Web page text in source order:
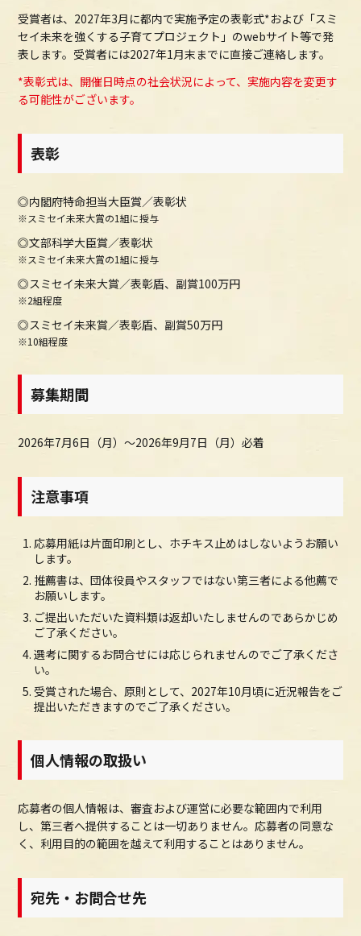
受賞者は、2027年3月に都内で実施予定の表彰式*および「スミ
セイ未来を強くする子育てプロジェクト」のwebサイト等で発
表します。受賞者には2027年1月末までに直接ご連絡します。
*表彰式は、開催日時点の社会状況によって、実施内容を変更す
る可能性がございます。
表彰
◎内閣府特命担当大臣賞／表彰状
※スミセイ未来大賞の1組に授与
◎文部科学大臣賞／表彰状
※スミセイ未来大賞の1組に授与
◎スミセイ未来大賞／表彰盾、副賞100万円
※2組程度
◎スミセイ未来賞／表彰盾、副賞50万円
※10組程度
募集期間
2026年7月6日（月）～2026年9月7日（月）必着
注意事項
応募用紙は片面印刷とし、ホチキス止めはしないようお願い
します。
推薦書は、団体役員やスタッフではない第三者による他薦で
お願いします。
ご提出いただいた資料類は返却いたしませんのであらかじめ
ご了承ください。
選考に関するお問合せには応じられませんのでご了承くださ
い。
受賞された場合、原則として、2027年10月頃に近況報告をご
提出いただきますのでご了承ください。
個人情報の取扱い
応募者の個人情報は、審査および運営に必要な範囲内で利用
し、第三者へ提供することは一切ありません。応募者の同意な
く、利用目的の範囲を越えて利用することはありません。
宛先・お問合せ先